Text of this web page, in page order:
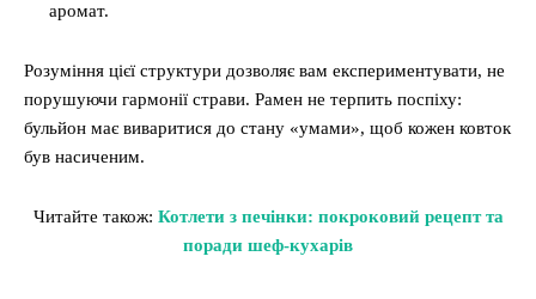
аромат.
Розуміння цієї структури дозволяє вам експериментувати, не
порушуючи гармонії страви. Рамен не терпить поспіху:
бульйон має виваритися до стану «умами», щоб кожен ковток
був насиченим.
Читайте також: Котлети з печінки: покроковий рецепт та
поради шеф-кухарів